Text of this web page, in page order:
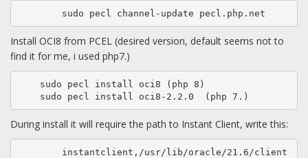
	sudo pecl channel-update pecl.php.net
Install OCI8 from PCEL (desired version, default seems not to
find it for me, i used php7.)
    sudo pecl install oci8-2.2.0  (php 7.)
During install it will require the path to Instant Client, write this: